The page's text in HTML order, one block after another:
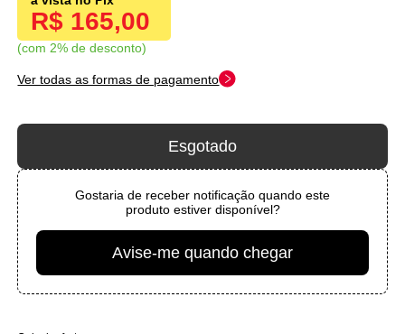
R$ 165,00
com 2% de desconto
Ver todas as formas de pagamento
Esgotado
Gostaria de receber notificação quando este
produto estiver disponível?
Avise-me quando chegar